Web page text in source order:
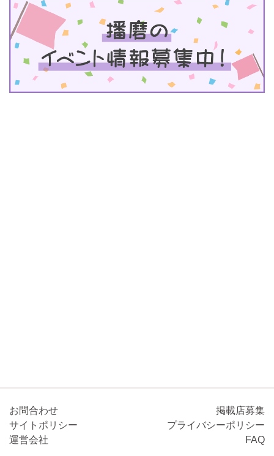
お問合わせ
掲載店募集
サイトポリシー
プライバシーポリシー
運営会社
FAQ